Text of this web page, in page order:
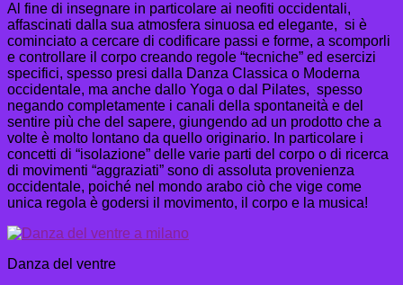
Al fine di insegnare in particolare ai neofiti occidentali,
affascinati dalla sua atmosfera sinuosa ed elegante, si è
cominciato a cercare di codificare passi e forme, a scomporli
e controllare il corpo creando regole “tecniche” ed esercizi
specifici, spesso presi dalla Danza Classica o Moderna
occidentale, ma anche dallo Yoga o dal Pilates, spesso
negando completamente i canali della spontaneità e del
sentire più che del sapere, giungendo ad un prodotto che a
volte è molto lontano da quello originario. In particolare i
concetti di “isolazione” delle varie parti del corpo o di ricerca
di movimenti “aggraziati” sono di assoluta provenienza
occidentale, poiché nel mondo arabo ciò che vige come
unica regola è godersi il movimento, il corpo e la musica!
Danza del ventre